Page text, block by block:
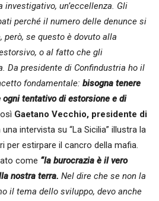
un’eccellenza. Gli
perché il numero delle denunce si
però, se questo è dovuto alla
o al fatto che gli
Da presidente di Confindustria ho il
fondamentale: bisogna tenere
tentativo di estorsione e di
Gaetano Vecchio, presidente di
una intervista su “La Sicilia” illustra la
per estirpare il cancro della mafia.
come “la burocrazia è il vero
nostra terra. Nel dire che se non la
il tema dello sviluppo, devo anche